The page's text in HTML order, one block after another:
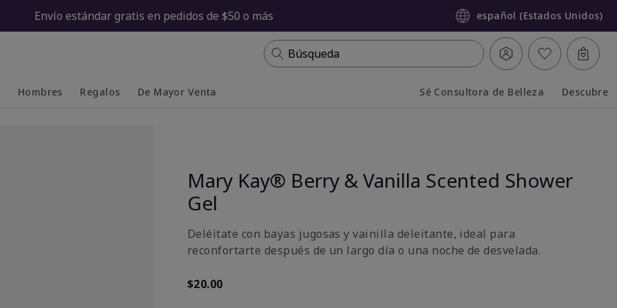
Envío estándar gratis en pedidos de $50 o más español (Estados Unidos)
Búsqueda
Hombres Regalos De Mayor Venta Sé Consultora de Belleza Descubre
Mary Kay® Berry & Vanilla Scented Shower
Gel
Deléitate con bayas jugosas y vainilla deleitante, ideal para
reconfortarte después de un largo día o una noche de desvelada.
$20.00